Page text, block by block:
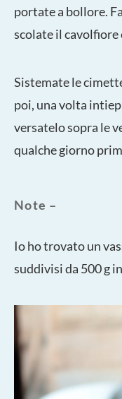
portate a bollore.
scolate il
Sistemate le
poi, una volta
versatelo sopra le
qualche giorno
Note –
Io ho trovato un
suddivisi da 500 g